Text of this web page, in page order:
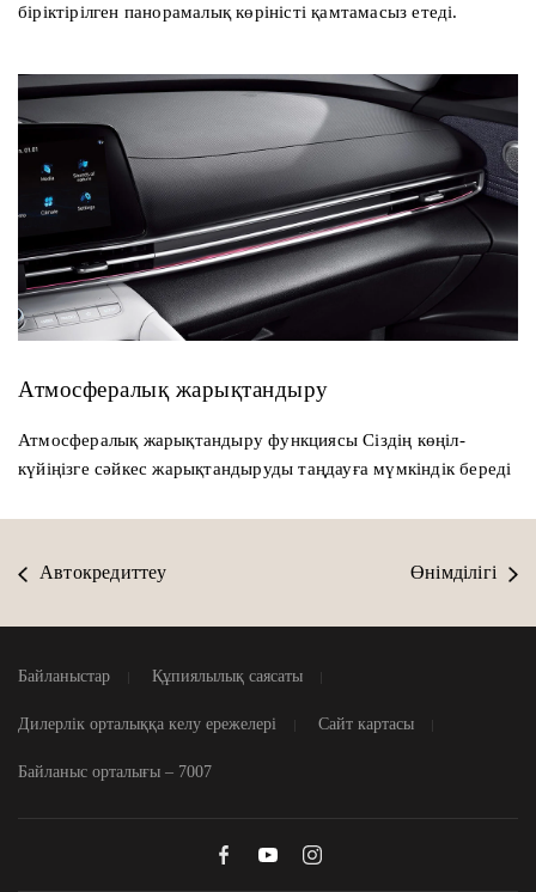
біріктірілген панорамалық көріністі қамтамасыз етеді.
Атмосфералық жарықтандыру
Атмосфералық жарықтандыру функциясы Сіздің көңіл-
күйіңізге сәйкес жарықтандыруды таңдауға мүмкіндік береді
Автокредиттеу Өнімділігі
Байланыстар Құпиялылық саясаты
Дилерлік орталыққа келу ережелері Сайт картасы
Байланыс орталығы – 7007